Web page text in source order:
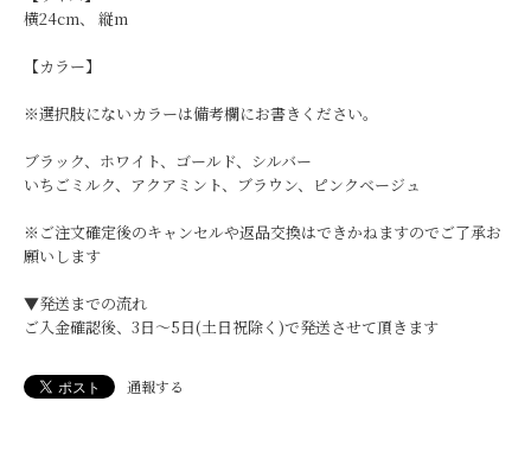
横24cm、 縦m
【カラー】
※選択肢にないカラーは備考欄にお書きください。
ブラック、ホワイト、ゴールド、シルバー
いちごミルク、アクアミント、ブラウン、ピンクベージュ
※ご注文確定後のキャンセルや返品交換はできかねますのでご了承お
願いします
▼発送までの流れ
ご入金確認後、3日〜5日(土日祝除く)で発送させて頂きます
通報する